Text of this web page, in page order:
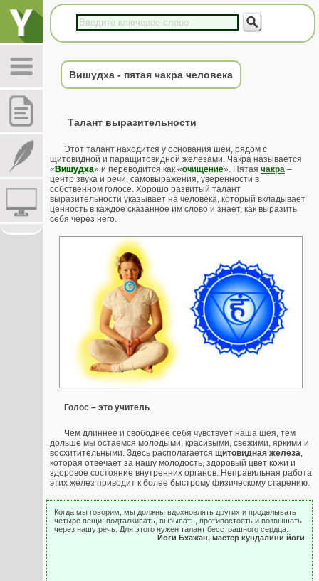
Вишудха - пятая чакра человека
Талант выразительности
Этот талант находится у основания шеи, рядом с
щитовидной и паращитовидной железами. Чакра называется
« Вишудха» и переводится как «очищение». Пятая чакра –
центр звука и речи, самовыражения, уверенности в
собственном голосе. Хорошо развитый талант
выразительности указывает на человека, который вкладывает
ценность в каждое сказанное им слово и знает, как выразить
себя через него.
Голос – это учитель.
Чем длиннее и свободнее себя чувствует наша шея, тем
дольше мы остаемся молодыми, красивыми, свежими, яркими и
восхитительными. Здесь располагается щитовидная железа,
которая отвечает за нашу молодость, здоровый цвет кожи и
здоровое состояние внутренних органов. Неправильная работа
этих желез приводит к более быстрому физическому старению.
Когда мы говорим, мы должны вдохновлять других и проделывать
четыре вещи: подталкивать, вызывать, противостоять и возвышать
через нашу речь. Для этого нужен талант бесстрашного сердца.
Йоги Бхажан, мастер кундалини йоги